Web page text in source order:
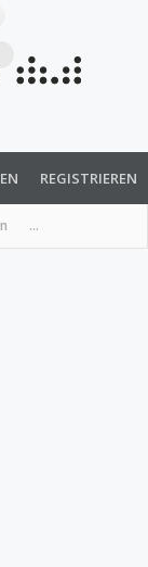
...
REGISTRIEREN